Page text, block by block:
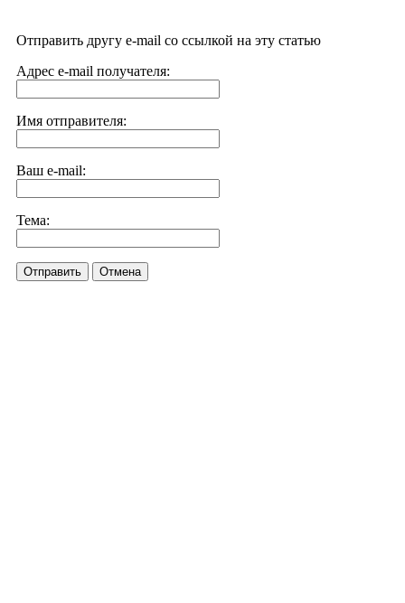
Отправить другу e-mail со ссылкой на эту статью
Адрес e-mail получателя:
Имя отправителя:
Ваш e-mail:
Тема:
Отправить Отмена